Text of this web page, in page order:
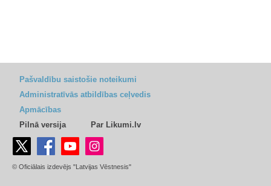
Pašvaldību saistošie noteikumi
Administratīvās atbildības ceļvedis
Apmācības
Pilnā versija
Par Likumi.lv
© Oficiālais izdevējs "Latvijas Vēstnesis"